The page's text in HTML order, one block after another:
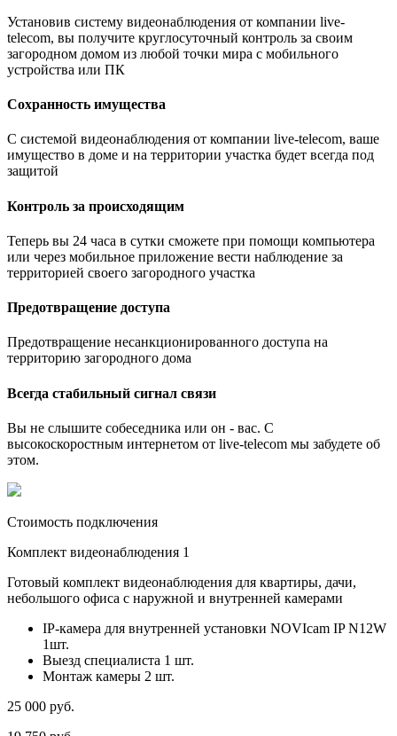
Установив систему видеонаблюдения от компании live-
telecom, вы получите круглосуточный контроль за своим
загородном домом из любой точки мира с мобильного
устройства или ПК
Сохранность имущества
С системой видеонаблюдения от компании live-telecom, ваше
имущество в доме и на территории участка будет всегда под
защитой
Контроль за происходящим
Теперь вы 24 часа в сутки сможете при помощи компьютера
или через мобильное приложение вести наблюдение за
территорией своего загородного участка
Предотвращение доступа
Предотвращение несанкционированного доступа на
территорию загородного дома
Всегда стабильный сигнал связи
Вы не слышите собеседника или он - вас. С
высокоскоростным интернетом от live-telecom мы забудете об
этом.
Стоимость подключения
Комплект видеонаблюдения 1
Готовый комплект видеонаблюдения для квартиры, дачи,
небольшого офиса с наружной и внутренней камерами
IP-камера для внутренней установки NOVIcam IP N12W
1шт.
Выезд специалиста 1 шт.
Монтаж камеры 2 шт.
25 000 руб.